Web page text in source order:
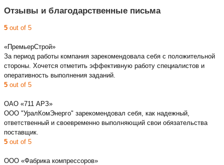
Отзывы и благодарственные письма
5 out of 5
«ПремьерСтрой»
За период работы компания зарекомендовала себя с положительной
стороны. Хочется отметить эффективную работу специалистов и
оперативность выполнения заданий.
5 out of 5
ОАО «711 АРЗ»
ООО "УралКомЭнерго" зарекомендовал себя, как надежный,
ответственный и своевременно выполняющий свои обязательства
поставщик.
5 out of 5
ООО «Фабрика компрессоров»